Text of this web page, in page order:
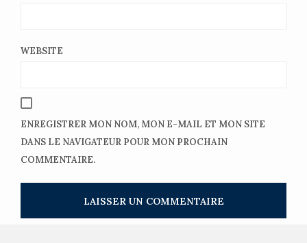
WEBSITE
ENREGISTRER MON NOM, MON E-MAIL ET MON SITE
DANS LE NAVIGATEUR POUR MON PROCHAIN
COMMENTAIRE.